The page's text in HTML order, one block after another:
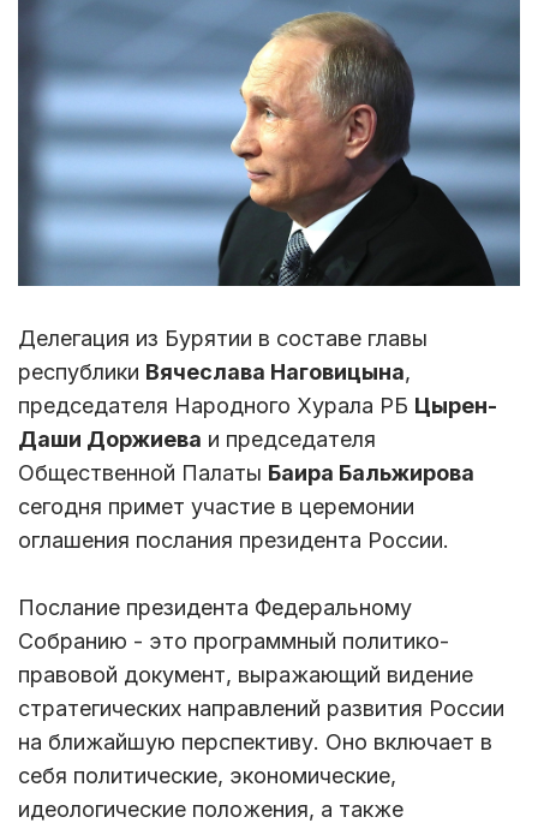
Делегация из Бурятии в составе главы
республики Вячеслава Наговицына,
председателя Народного Хурала РБ Цырен-
Даши Доржиева и председателя
Общественной Палаты Баира Бальжирова
сегодня примет участие в церемонии
оглашения послания президента России.
Послание президента Федеральному
Собранию - это программный политико-
правовой документ, выражающий видение
стратегических направлений развития России
на ближайшую перспективу. Оно включает в
себя политические, экономические,
идеологические положения, а также